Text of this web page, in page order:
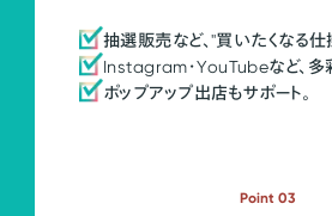
抽選販売など、"買いたくなる仕
Instagram・YouTubeなど、多
ポップアップ出店もサポート。
Point 03